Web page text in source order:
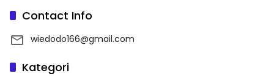
Contact Info
wiedodo166@gmail.com
Kategori